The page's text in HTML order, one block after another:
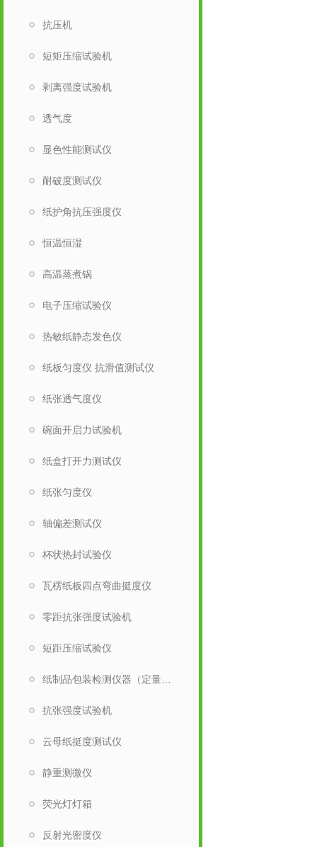
抗压机
短矩压缩试验机
剥离强度试验机
透气度
显色性能测试仪
耐破度测试仪
纸护角抗压强度仪
恒温恒湿
高温蒸煮锅
电子压缩试验仪
热敏纸静态发色仪
纸板匀度仪 抗滑值测试仪
纸张透气度仪
碗面开启力试验机
纸盒打开力测试仪
纸张匀度仪
轴偏差测试仪
杯状热封试验仪
瓦楞纸板四点弯曲挺度仪
零距抗张强度试验机
短距压缩试验仪
抗张强度试验机
云母纸挺度测试仪
静重测微仪
荧光灯灯箱
反射光密度仪